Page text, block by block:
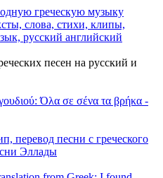
песен на русский и